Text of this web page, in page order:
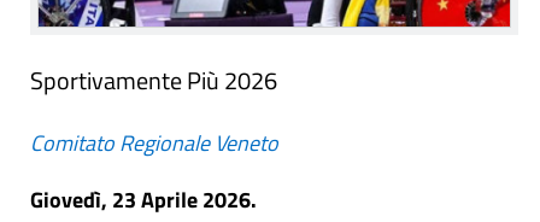
Sportivamente Più 2026
Comitato Regionale Veneto
Giovedì, 23 Aprile 2026.